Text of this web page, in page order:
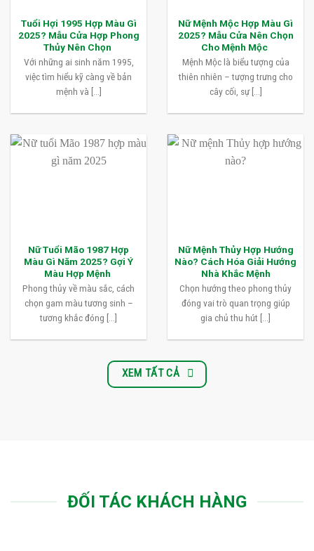
Tuổi Hợi 1995 Hợp Màu Gì
2025? Mẫu Cửa Hợp Phong
Thủy Nên Chọn
Với những ai sinh năm 1995,
việc tìm hiểu kỹ càng về bản
mệnh và [...]
Nữ Mệnh Mộc Hợp Màu Gì
2025? Mẫu Cửa Nên Chọn
Cho Mệnh Mộc
Mệnh Mộc là biểu tượng của
thiên nhiên – tượng trưng cho
cây cối, sự [...]
Nữ Tuổi Mão 1987 Hợp
Màu Gì Năm 2025? Gợi Ý
Màu Hợp Mệnh
Phong thủy về màu sắc, cách
chọn gam màu tương sinh –
tương khắc đóng [...]
Nữ Mệnh Thủy Hợp Hướng
Nào? Cách Hóa Giải Hướng
Nhà Khắc Mệnh
Chọn hướng theo phong thủy
đóng vai trò quan trọng giúp
gia chủ thu hút [...]
XEM TẤT CẢ
ĐỐI TÁC KHÁCH HÀNG